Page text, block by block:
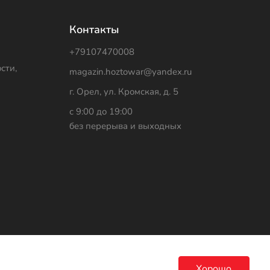
Контакты
+79107470008
magazin.hoztowar@yandex.ru
г. Орел, ул. Кромская, д. 5
с 9:00 до 19:00
без перерыва и выходных